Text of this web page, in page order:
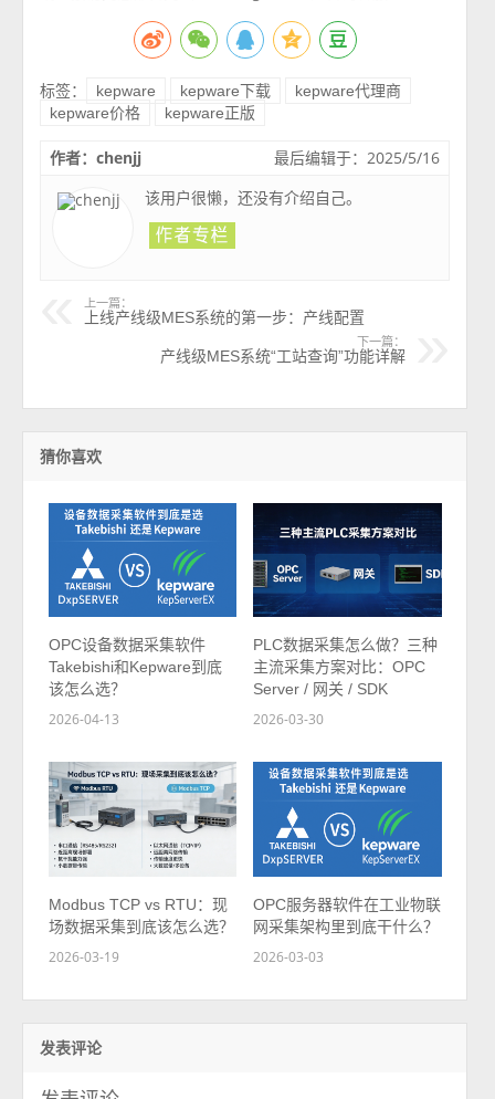
标签： kepware kepware下载
kepware代理商
kepware价格
kepware正版
最后编辑于：2025/5/16
作者：chenjj
该用户很懒，还没有介绍自己。
上一篇：
上线产线级MES系统的第一步：产线配置
下一篇：
产线级MES系统“工站查询”功能详解
猜你喜欢
OPC设备数据采集软件
Takebishi和Kepware到底
该怎么选？
2026-04-13
PLC数据采集怎么做？三种
主流采集方案对比：OPC
Server / 网关 / SDK
2026-03-30
Modbus TCP vs RTU：现
场数据采集到底该怎么选？
2026-03-19
OPC服务器软件在工业物联
网采集架构里到底干什么？
2026-03-03
发表评论